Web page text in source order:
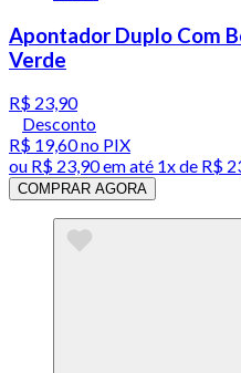
Apontador Duplo Com
Verde
R$ 23,90
Desconto
R$ 19,60no PIX
ou R$ 23,90em até 1x de R$
COMPRAR AGORA